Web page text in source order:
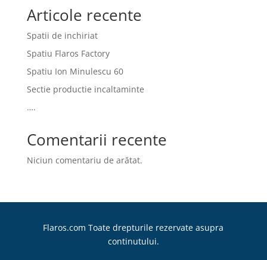
Articole recente
Spatii de inchiriat
Spatiu Flaros Factory
Spatiu Ion Minulescu 60
Sectie productie incaltaminte
….
Comentarii recente
Niciun comentariu de arătat.
Flaros.com Toate drepturile rezervate asupra
continutului.